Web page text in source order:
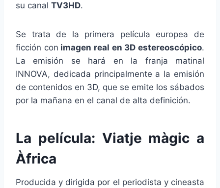
su canal TV3HD.
Se trata de la primera película europea de
ficción con imagen real en 3D estereoscópico.
La emisión se hará en la franja matinal
INNOVA, dedicada principalmente a la emisión
de contenidos en 3D, que se emite los sábados
por la mañana en el canal de alta definición.
La película: Viatje màgic a
Àfrica
Producida y dirigida por el periodista y cineasta